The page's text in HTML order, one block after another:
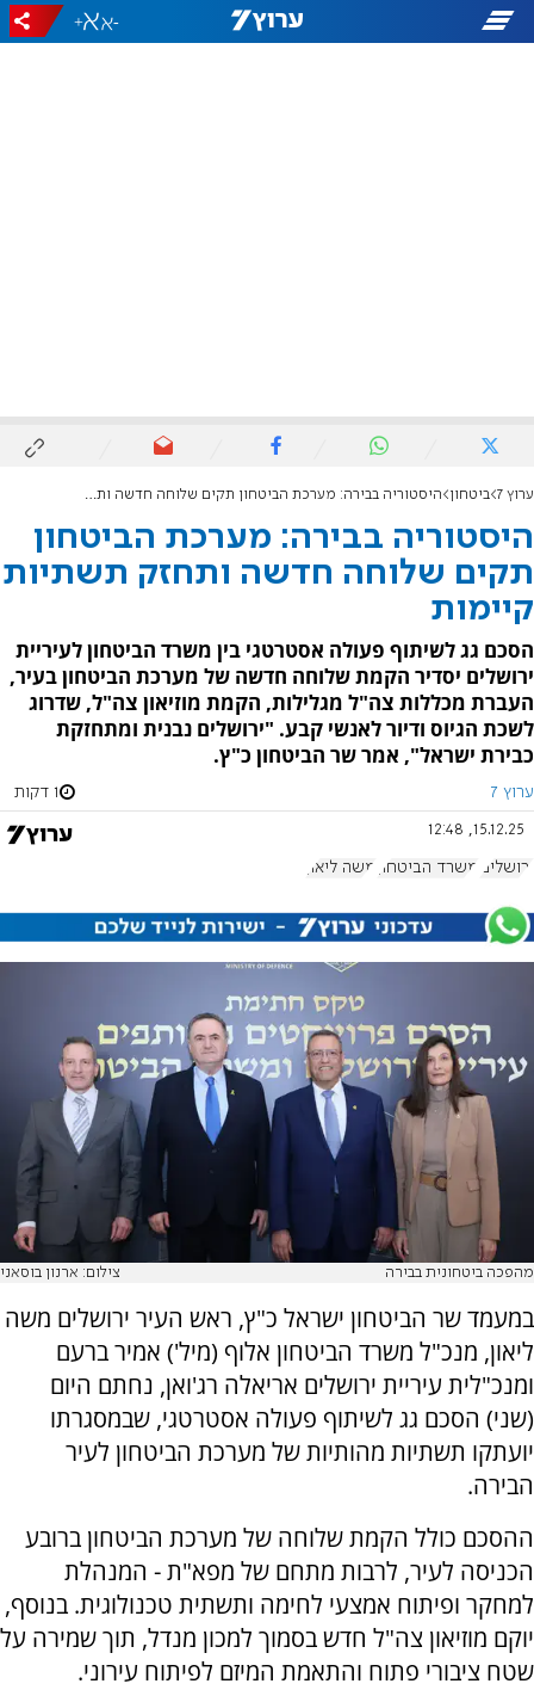
-
+
ערוץ 7 ביטחון היסטוריה בבירה: מערכת הביטחון תקים שלוחה חדשה ותחזק תשתיות קיימות
היסטוריה בבירה: מערכת הביטחון
תקים שלוחה חדשה ותחזק תשתיות
קיימות
הסכם גג לשיתוף פעולה אסטרטגי בין משרד הביטחון לעיריית
ירושלים יסדיר הקמת שלוחה חדשה של מערכת הביטחון בעיר,
העברת מכללות צה"ל מגלילות, הקמת מוזיאון צה"ל, שדרוג
לשכת הגיוס ודיור לאנשי קבע. "ירושלים נבנית ומתחזקת
כבירת ישראל", אמר שר הביטחון כ"ץ.
ערוץ 7 1 דקות
15.12.25, 12:48
ירושלים משרד הביטחון משה ליאון
מהפכה ביטחונית בבירה צילום: ארנון בוסאני
במעמד שר הביטחון ישראל כ"ץ, ראש העיר ירושלים משה
ליאון, מנכ"ל משרד הביטחון אלוף (מיל') אמיר ברעם
ומנכ"לית עיריית ירושלים אריאלה רג'ואן, נחתם היום
(שני) הסכם גג לשיתוף פעולה אסטרטגי, שבמסגרתו
יועתקו תשתיות מהותיות של מערכת הביטחון לעיר
הבירה.
ההסכם כולל הקמת שלוחה של מערכת הביטחון ברובע
הכניסה לעיר, לרבות מתחם של מפא"ת - המנהלת
למחקר ופיתוח אמצעי לחימה ותשתית טכנולוגית. בנוסף,
יוקם מוזיאון צה"ל חדש בסמוך למכון מנדל, תוך שמירה על
שטח ציבורי פתוח והתאמת המיזם לפיתוח עירוני.